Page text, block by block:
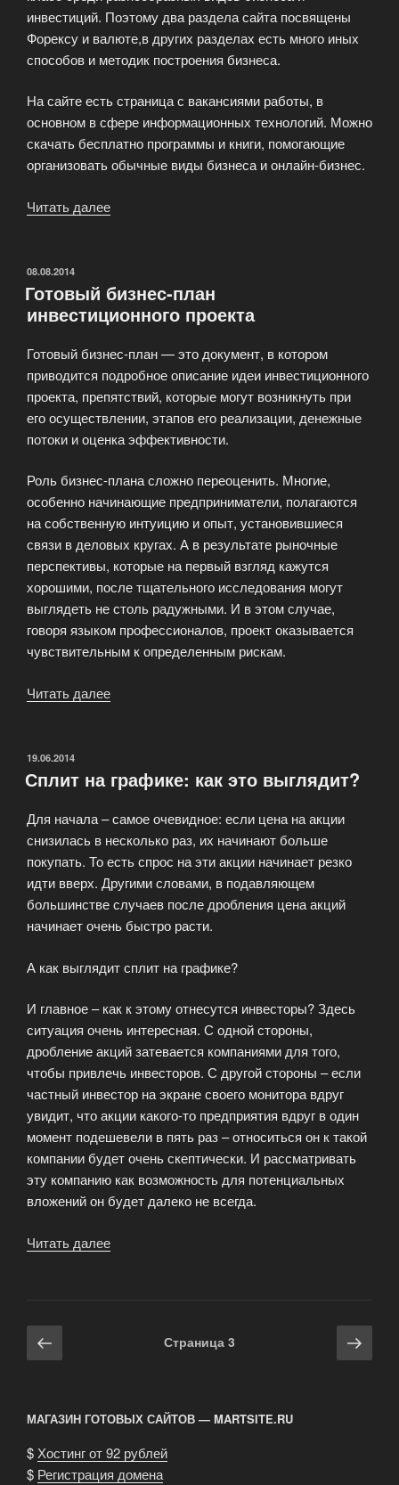
инвестиций. Поэтому два раздела сайта посвящены
Форексу и валюте,в других разделах есть много иных
способов и методик построения бизнеса.
На сайте есть страница с вакансиями работы, в
основном в сфере информационных технологий. Можно
скачать бесплатно программы и книги, помогающие
организовать обычные виды бизнеса и онлайн-бизнес.
Читать далее
инвестициях»
ОПУБЛИКОВАНО
08.08.2014
Готовый бизнес-план
инвестиционного проекта
Готовый бизнес-план — это документ, в котором
приводится подробное описание идеи инвестиционного
проекта, препятствий, которые могут возникнуть при
его осуществлении, этапов его реализации, денежные
потоки и оценка эффективности.
Роль бизнес-плана сложно переоценить. Многие,
особенно начинающие предприниматели, полагаются
на собственную интуицию и опыт, установившиеся
связи в деловых кругах. А в результате рыночные
перспективы, которые на первый взгляд кажутся
хорошими, после тщательного исследования могут
выглядеть не столь радужными. И в этом случае,
говоря языком профессионалов, проект оказывается
чувствительным к определенным рискам.
Читать далее
проекта»
ОПУБЛИКОВАНО
19.06.2014
Сплит на графике: как это выглядит?
Для начала – самое очевидное: если цена на акции
снизилась в несколько раз, их начинают больше
покупать. То есть спрос на эти акции начинает резко
идти вверх. Другими словами, в подавляющем
большинстве случаев после дробления цена акций
начинает очень быстро расти.
А как выглядит сплит на графике?
И главное – как к этому отнесутся инвесторы? Здесь
ситуация очень интересная. С одной стороны,
дробление акций затевается компаниями для того,
чтобы привлечь инвесторов. С другой стороны – если
частный инвестор на экране своего монитора вдруг
увидит, что акции какого-то предприятия вдруг в один
момент подешевели в пять раз – относиться он к такой
компании будет очень скептически. И рассматривать
эту компанию как возможность для потенциальных
вложений он будет далеко не всегда.
Читать далее
выглядит?»
Навигация
по
Предыдущая
страница
Страница 3
МАГАЗИН ГОТОВЫХ САЙТОВ — MARTSITE.RU
$ Хостинг от 92 рублей
$ Регистрация домена